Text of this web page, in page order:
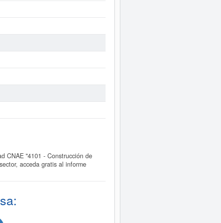
CNAE "4101 - Construcción de
acceda gratis al informe